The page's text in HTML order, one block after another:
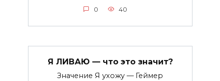
0 40
Я ЛИВАЮ — что это значит?
Значение Я ухожу — Геймер